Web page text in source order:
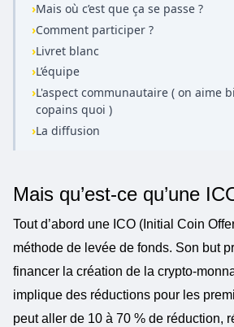
›Mais où c’est que ça se passe ?
›Comment participer ?
›Livret blanc
›L’équipe
›L'aspect communautaire ( on aime
copains quoi )
›La diffusion
Mais qu’est-ce qu’une
Tout d’abord une ICO (Initial Coin
méthode de levée de fonds. Son but
financer la création de la crypto-
implique des réductions pour les
peut aller de 10 à 70 % de réduction,